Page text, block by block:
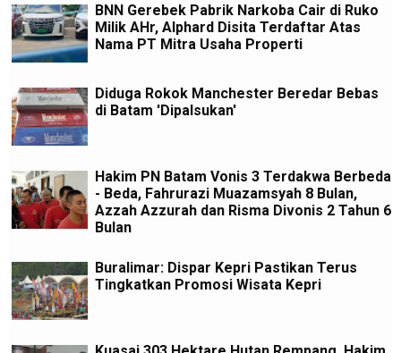
BNN Gerebek Pabrik Narkoba Cair di Ruko
Milik AHr, Alphard Disita Terdaftar Atas
Nama PT Mitra Usaha Properti
Diduga Rokok Manchester Beredar Bebas
di Batam 'Dipalsukan'
Hakim PN Batam Vonis 3 Terdakwa Berbeda
- Beda, Fahrurazi Muazamsyah 8 Bulan,
Azzah Azzurah dan Risma Divonis 2 Tahun 6
Bulan
Buralimar: Dispar Kepri Pastikan Terus
Tingkatkan Promosi Wisata Kepri